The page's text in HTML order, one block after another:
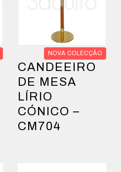
NOVA COLECÇÃO
CANDEEIRO
DE MESA
LÍRIO
CÓNICO –
CM704